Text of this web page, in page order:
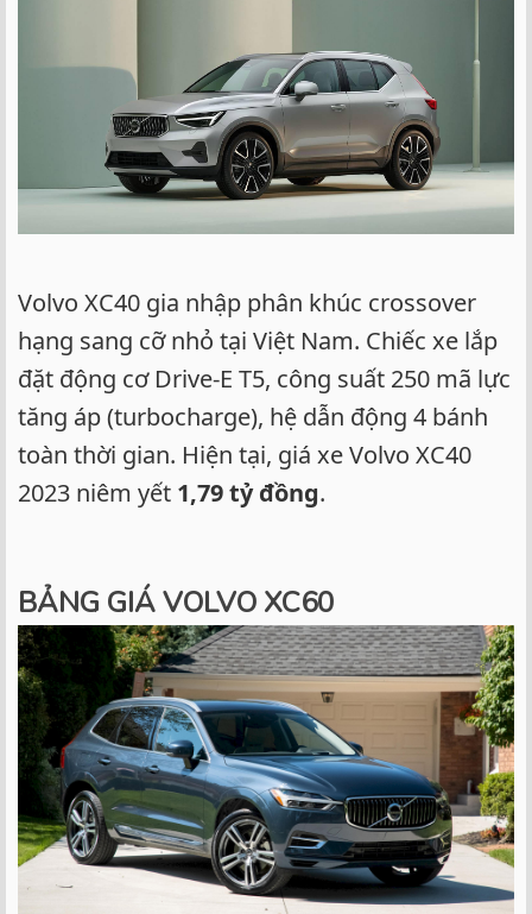
Volvo XC40 gia nhập phân khúc crossover
hạng sang cỡ nhỏ tại Việt Nam. Chiếc xe lắp
đặt động cơ Drive-E T5, công suất 250 mã lực
tăng áp (turbocharge), hệ dẫn động 4 bánh
toàn thời gian. Hiện tại, giá xe Volvo XC40
2023 niêm yết 1,79 tỷ đồng.
BẢNG GIÁ VOLVO XC60